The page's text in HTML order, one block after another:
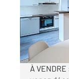
Visiter le
À